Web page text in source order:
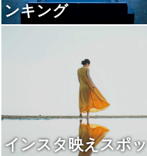
ンキング
インスタ映えスポッ